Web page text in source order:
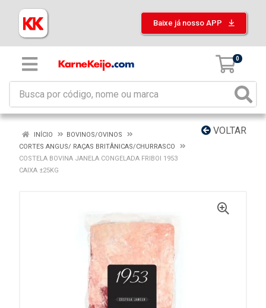
Baixe já nosso APP
0
VOLTAR
INÍCIO
BOVINOS/OVINOS
CORTES ANGUS/ RAÇAS BRITÂNICAS/CHURRASCO
COSTELA BOVINA JANELA CONGELADA FRIBOI 1953
CAIXA ±25KG